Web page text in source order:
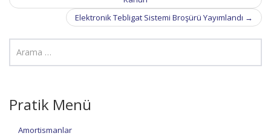
Elektronik Tebligat Sistemi Broşürü Yayımlandı →
Pratik Menü
Amortismanlar